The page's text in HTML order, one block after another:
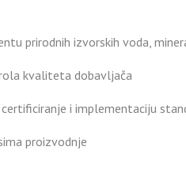
prirodnih izvorskih voda,
kvaliteta dobavljača
i implementaciju
proizvodnje